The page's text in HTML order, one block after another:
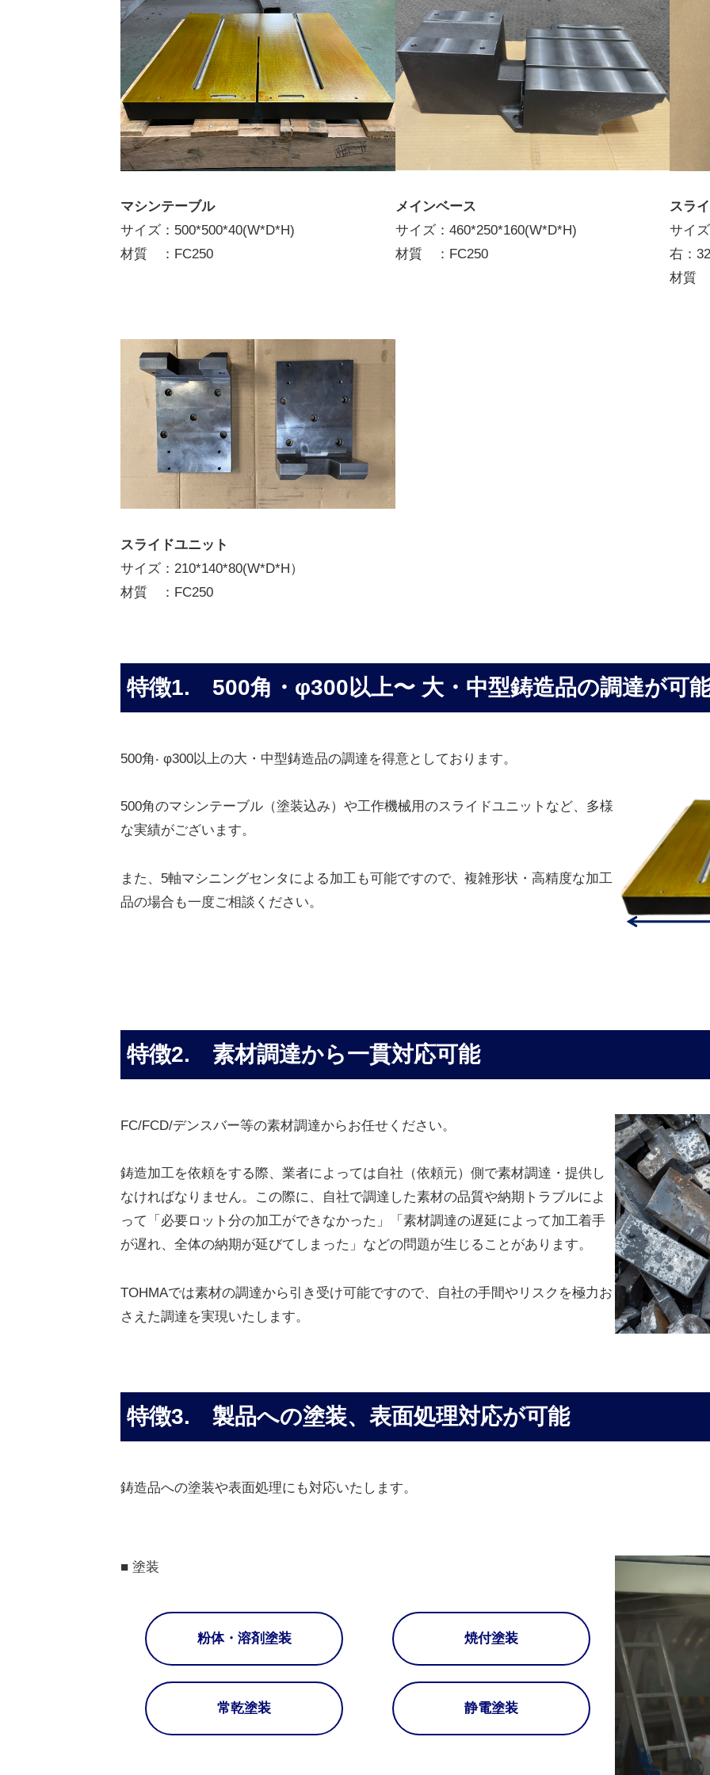
表
面
処
対
年
会
TOHMA
マシンテーブル
サイズ：500*500*40(W*D*H)
材質 ：FC250
メインベース
サイズ：460*250*160(W*D*H)
材質 ：FC250
スラ
サイ
右：
材質
スライドユニット
サイズ：210*140*80(W*D*H）
材質 ：FC250
特徴1. 500⾓・φ300以上〜 大・中型鋳造品の調達が可
500角‧ φ300以上の大・中型鋳造品の調達を得意としております。
500角のマシンテーブル（塗装込み）や工作機械用のスライドユニットなど、多様
な実績がございます。
また、5軸マシニングセンタによる加工も可能ですので、複雑形状・高精度な加工
品の場合も一度ご相談ください。
特徴2. 素材調達から一貫対応可能
FC/FCD/デンスバー等の素材調達からお任せください。
鋳造加工を依頼をする際、業者によっては自社（依頼元）側で素材調達・提供し
なければなりません。この際に、自社で調達した素材の品質や納期トラブルによ
って「必要ロット分の加工ができなかった」「素材調達の遅延によって加工着手
が遅れ、全体の納期が延びてしまった」などの問題が生じることがあります。
TOHMAでは素材の調達から引き受け可能ですので、自社の手間やリスクを極力お
さえた調達を実現いたします。
特徴3.製品への塗装、表面処理対応が可能
鋳造品への塗装や表面処理にも対応いたします。
■ 塗装
粉体・溶剤塗装 焼付塗装
常乾塗装 静電塗装